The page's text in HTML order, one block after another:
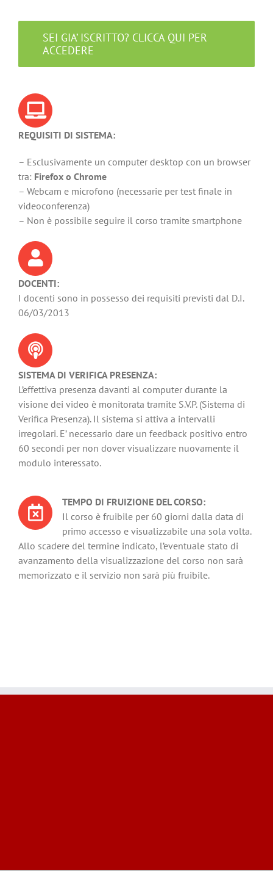
SEI GIA’ ISCRITTO? CLICCA QUI PER
ACCEDERE
REQUISITI DI SISTEMA:
– Esclusivamente un computer desktop con un browser
tra: Firefox o Chrome
– Webcam e microfono (necessarie per test finale in
videoconferenza)
– Non è possibile seguire il corso tramite smartphone
DOCENTI:
I docenti sono in possesso dei requisiti previsti dal D.I.
06/03/2013
SISTEMA DI VERIFICA PRESENZA:
L’effettiva presenza davanti al computer durante la
visione dei video è monitorata tramite S.V.P. (Sistema di
Verifica Presenza). Il sistema si attiva a intervalli
irregolari. E’ necessario dare un feedback positivo entro
60 secondi per non dover visualizzare nuovamente il
modulo interessato.
TEMPO DI FRUIZIONE DEL CORSO:
Il corso è fruibile per 60 giorni dalla data di
primo accesso e visualizzabile una sola volta.
Allo scadere del termine indicato, l’eventuale stato di
avanzamento della visualizzazione del corso non sarà
memorizzato e il servizio non sarà più fruibile.